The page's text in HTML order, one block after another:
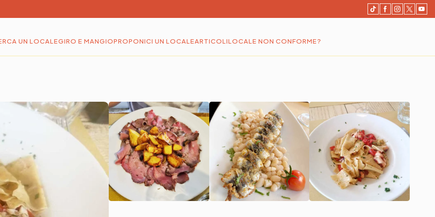
UN LOCALEGIRO E MANGIOPROPONICI UN LOCALEARTICOLILOCALE NON CONFORME?